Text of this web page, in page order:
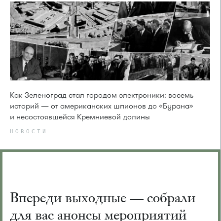
Как Зеленоград стал городом электроники: восемь
историй — от американских шпионов до «Бурана»
и несостоявшейся Кремниевой долины
НОВОСТИ
Впереди выходные — собрали
для вас анонсы мероприятий